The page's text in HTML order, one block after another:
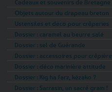
Cadeaux et souvenirs de Bretagne
Objets autour du drapeau breton
Ustensiles et déco pour crêperies
Dossier : caramel au beurre salé
Dossier : sel de Guérande
Dossier : accessoires pour crêpière
Dossier : déco marinière attitude
Dossier : Kig ha Farz, kézako ?
Dossier : Sarrasin, un sacré grain !